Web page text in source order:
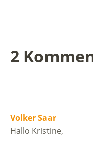
2
Volker Saar
Hallo Kristine,